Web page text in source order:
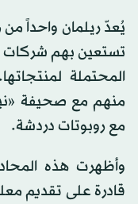
يُعدّ ريلمان واحداً
تستعين بهم شركات
المحتملة
مع روبوتات دردشة.
وأظهرت هذه
قادرة على تقديم